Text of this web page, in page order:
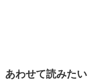
あわせて読みたい